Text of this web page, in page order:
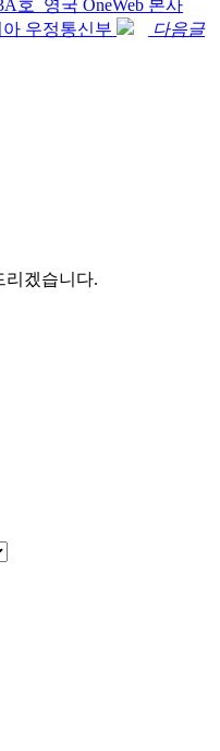
호_영국 OneWeb 본사
우정통신부
다음글
리겠습니다.